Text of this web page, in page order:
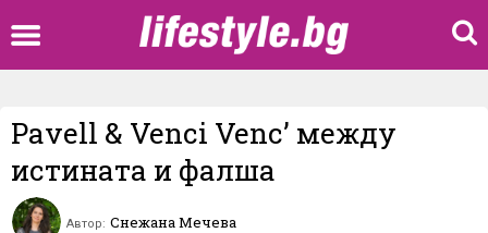
Pavell & Venci Venc’ между
истината и фалша
Автор: Снежана Мечева